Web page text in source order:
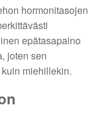
hormonitasojen
epätasapaino
joten sen
miehillekin.